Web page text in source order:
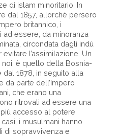
di islam minoritario. In
dal 1857, allorché persero
britannico, i
ad essere, da minoranza
circondata dagli indù
l’assimilazione. Un
è quello della Bosnia-
dal 1878, in seguito alla
da parte dell’Impero
che erano una
ritrovati ad essere una
accesso al potere
i musulmani hanno
di sopravvivenza e